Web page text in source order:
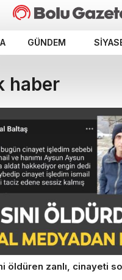
GÜNDEM
haber
öldüren zanlı, cinayeti